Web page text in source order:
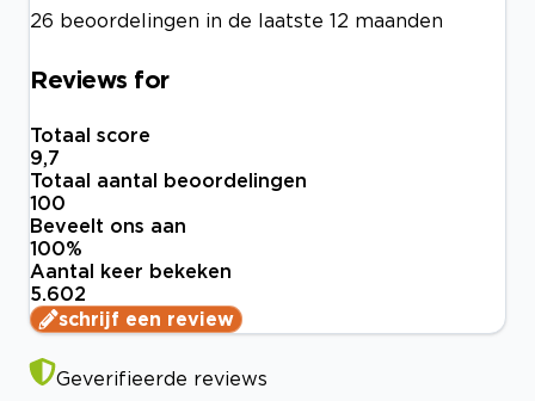
26 beoordelingen in de laatste 12 maanden
Reviews for
Totaal score
9,7
Totaal aantal beoordelingen
100
Beveelt ons aan
100%
Aantal keer bekeken
5.602
schrijf een review
Geverifieerde reviews